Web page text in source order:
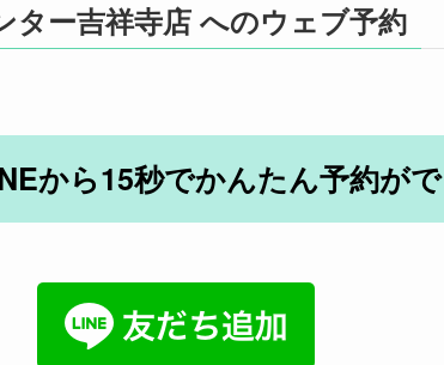
ター吉祥寺店 へのウェブ予約
から15秒でかんたん予約が